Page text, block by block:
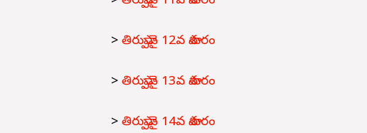
> తిరుప్పావై 12వ పాశురం
> తిరుప్పావై 13వ పాశురం
> తిరుప్పావై 14వ పాశురం